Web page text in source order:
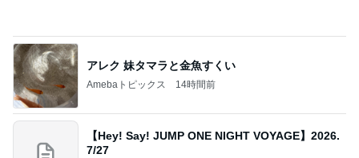
程好い華やかな甘さのメロンパン
Amebaトピックス 1日前
【プレゼント選び】お金で買えないもの！これがな
かなか難しい！